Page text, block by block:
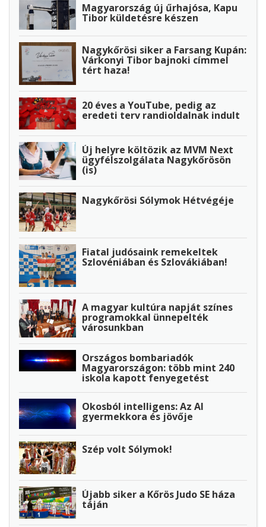
Magyarország új űrhajósa, Kapu
Tibor küldetésre készen
Nagykőrösi siker a Farsang Kupán:
Várkonyi Tibor bajnoki címmel
tért haza!
20 éves a YouTube, pedig az
eredeti terv randioldalnak indult
Új helyre költözik az MVM Next
ügyfélszolgálata Nagykőrösön
(is)
Nagykőrösi Sólymok Hétvégéje
Fiatal judósaink remekeltek
Szlovéniában és Szlovákiában!
A magyar kultúra napját színes
programokkal ünnepelték
városunkban
Országos bombariadók
Magyarországon: több mint 240
iskola kapott fenyegetést
Okosból intelligens: Az AI
gyermekkora és jövője
Szép volt Sólymok!
Újabb siker a Kőrös Judo SE háza
táján